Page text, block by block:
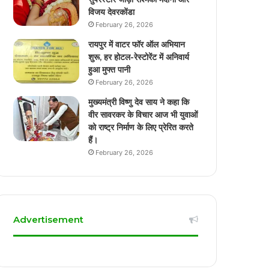
विजय देवरकोंडा
February 26, 2026
रायपुर में वाटर फॉर ऑल अभियान
शुरू, हर होटल-रेस्टोरेंट में अनिवार्य
हुआ मुफ्त पानी
February 26, 2026
मुख्यमंत्री विष्णु देव साय ने कहा कि
वीर सावरकर के विचार आज भी युवाओं
को राष्ट्र निर्माण के लिए प्रेरित करते
हैं।
February 26, 2026
Advertisement